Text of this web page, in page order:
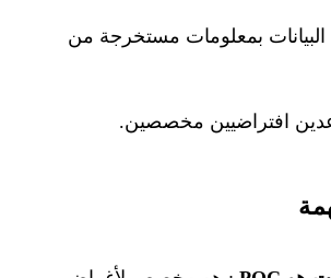
البيانات بمعلومات مستخرجة من
افتراضيين مخصصين.